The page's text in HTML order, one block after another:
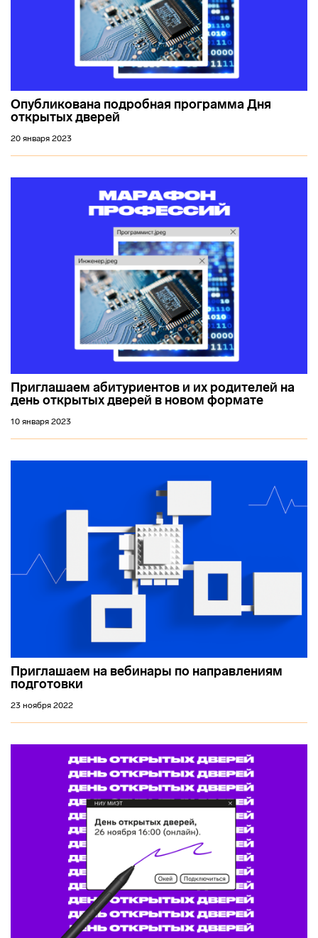
Опубликована подробная программа Дня
открытых дверей
20 января 2023
Приглашаем абитуриентов и их родителей на
день открытых дверей в новом формате
10 января 2023
Приглашаем на вебинары по направлениям
подготовки
23 ноября 2022